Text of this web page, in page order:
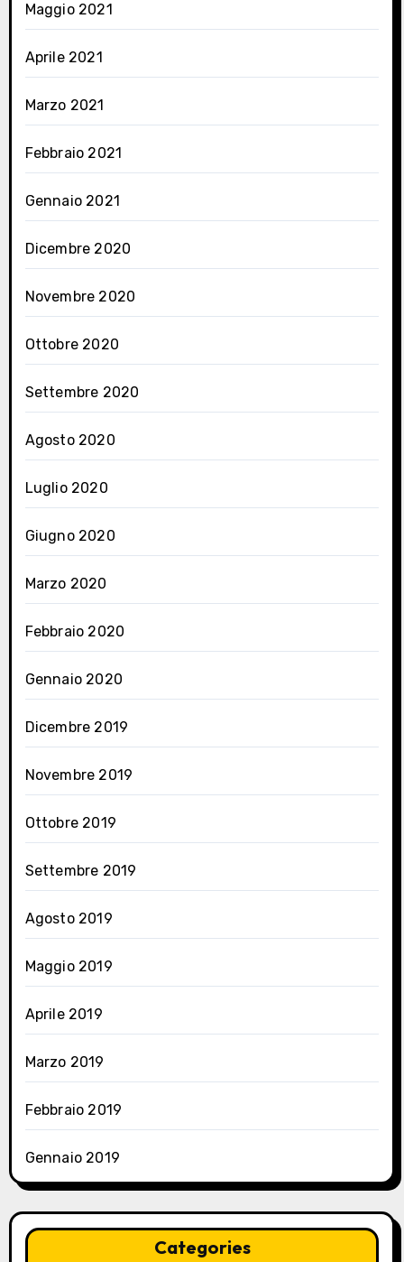
Maggio 2021
Aprile 2021
Marzo 2021
Febbraio 2021
Gennaio 2021
Dicembre 2020
Novembre 2020
Ottobre 2020
Settembre 2020
Agosto 2020
Luglio 2020
Giugno 2020
Marzo 2020
Febbraio 2020
Gennaio 2020
Dicembre 2019
Novembre 2019
Ottobre 2019
Settembre 2019
Agosto 2019
Maggio 2019
Aprile 2019
Marzo 2019
Febbraio 2019
Gennaio 2019
Categories